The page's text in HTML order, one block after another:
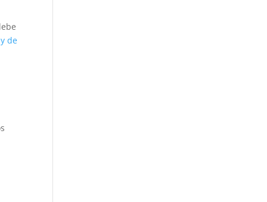
de